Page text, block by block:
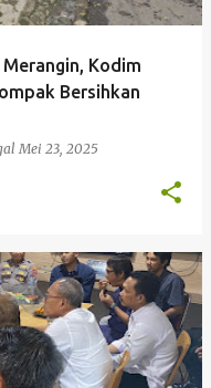
Kodim
Bersihkan
Mei 23, 2025